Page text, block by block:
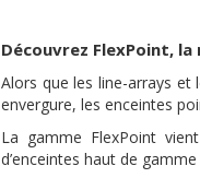
Découvrez FlexPoint,
Alors que les line-arrays
envergure, les enceintes
La gamme FlexPoint
d’enceintes haut de